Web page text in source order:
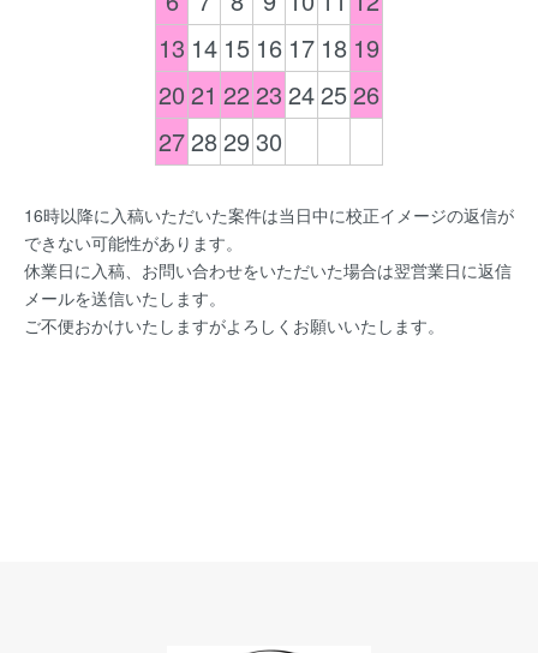
13 14 15 16 17 18 19
20 21 2223 242526
27282930
16時以降に入稿いただいた案件は当日中に校正イメージの返信が
できない可能性があります。
休業日に入稿、お問い合わせをいただいた場合は翌営業日に返信
メールを送信いたします。
ご不便おかけいたしますがよろしくお願いいたします。